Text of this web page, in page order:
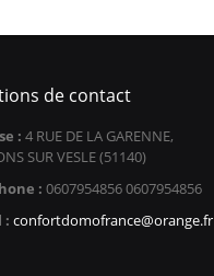
de contact
: 4 RUE DE LA GARENNE,
SUR VESLE (51140)
: 0607954856 0607954856
: confortdomofrance@orange.fr